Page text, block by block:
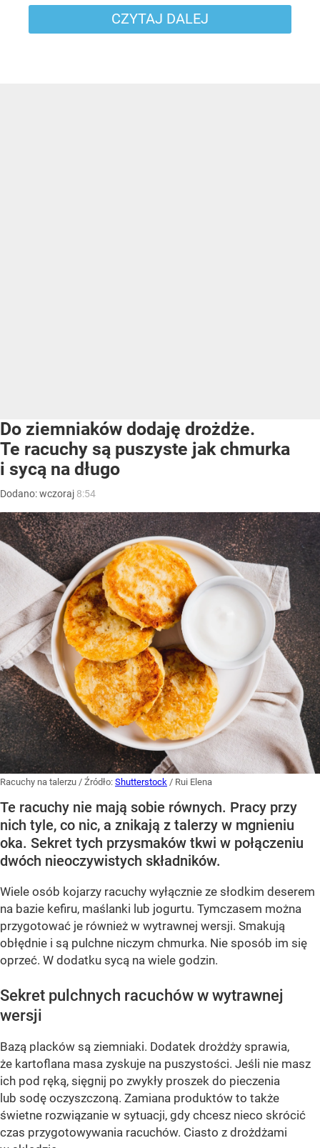
CZYTAJ DALEJ
Do ziemniaków dodaję drożdże.
Te racuchy są puszyste jak chmurka
i sycą na długo
Dodano:wczoraj 8:54
Racuchy na talerzu / Źródło: Shutterstock / Rui Elena
Te racuchy nie mają sobie równych. Pracy przy
nich tyle, co nic, a znikają z talerzy w mgnieniu
oka. Sekret tych przysmaków tkwi w połączeniu
dwóch nieoczywistych składników.
Wiele osób kojarzy racuchy wyłącznie ze słodkim deserem
na bazie kefiru, maślanki lub jogurtu. Tymczasem można
przygotować je również w wytrawnej wersji. Smakują
obłędnie i są pulchne niczym chmurka. Nie sposób im się
oprzeć. W dodatku sycą na wiele godzin.
Sekret pulchnych racuchów w wytrawnej
wersji
Bazą placków są ziemniaki. Dodatek drożdży sprawia,
że kartoflana masa zyskuje na puszystości. Jeśli nie masz
ich pod ręką, sięgnij po zwykły proszek do pieczenia
lub sodę oczyszczoną. Zamiana produktów to także
świetne rozwiązanie w sytuacji, gdy chcesz nieco skrócić
czas przygotowywania racuchów. Ciasto z drożdżami